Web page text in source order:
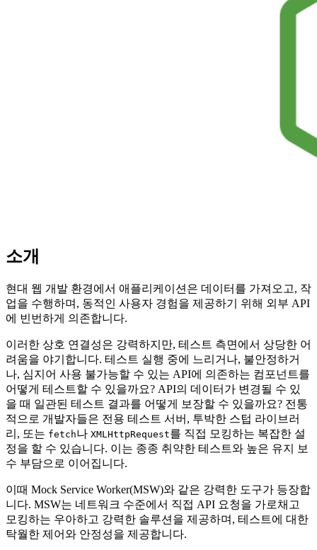
소개
현대 웹 개발 환경에서 애플리케이션은 데이터를 가져오고, 작
업을 수행하며, 동적인 사용자 경험을 제공하기 위해 외부 API
에 빈번하게 의존합니다.
이러한 상호 연결성은 강력하지만, 테스트 측면에서 상당한 어
려움을 야기합니다. 테스트 실행 중에 느리거나, 불안정하거
나, 심지어 사용 불가능할 수 있는 API에 의존하는 컴포넌트를
어떻게 테스트할 수 있을까요? API의 데이터가 변경될 수 있
을 때 일관된 테스트 결과를 어떻게 보장할 수 있을까요? 전통
적으로 개발자들은 전용 테스트 서버, 투박한 스텁 라이브러
리, 또는 fetch나 XMLHttpRequest를 직접 모킹하는 복잡한 설
정을 할 수 있습니다. 이는 종종 취약한 테스트와 높은 유지 보
수 부담으로 이어집니다.
이때 Mock Service Worker(MSW)와 같은 강력한 도구가 등장합
니다. MSW는 네트워크 수준에서 직접 API 요청을 가로채고
모킹하는 우아하고 강력한 솔루션을 제공하며, 테스트에 대한
탁월한 제어와 안정성을 제공합니다.